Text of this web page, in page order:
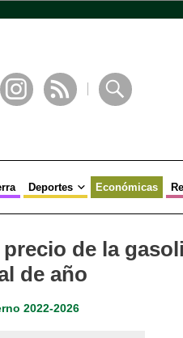
Deportes Económicas
de la
de año
2022-2026